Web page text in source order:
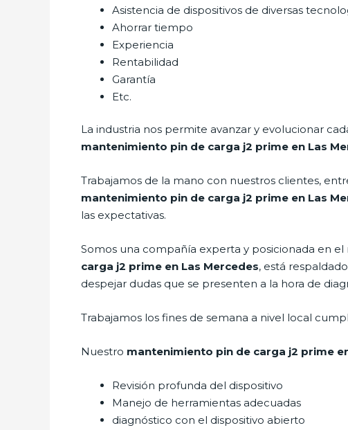
Asistencia de dispositivos de diversas
Ahorrar tiempo
Experiencia
Rentabilidad
Garantía
Etc.
La industria nos permite avanzar y evolucionar
mantenimiento pin de carga j2 prime en Las
Trabajamos de la mano con nuestros clientes,
mantenimiento pin de carga j2 prime en Las
las expectativas.
Somos una compañía experta y posicionada en
carga j2 prime en Las Mercedes, está
despejar dudas que se presenten a la hora de
Trabajamos los fines de semana a nivel local
Nuestro mantenimiento pin de carga j2 prime
Revisión profunda del dispositivo
Manejo de herramientas adecuadas
diagnóstico con el dispositivo abierto